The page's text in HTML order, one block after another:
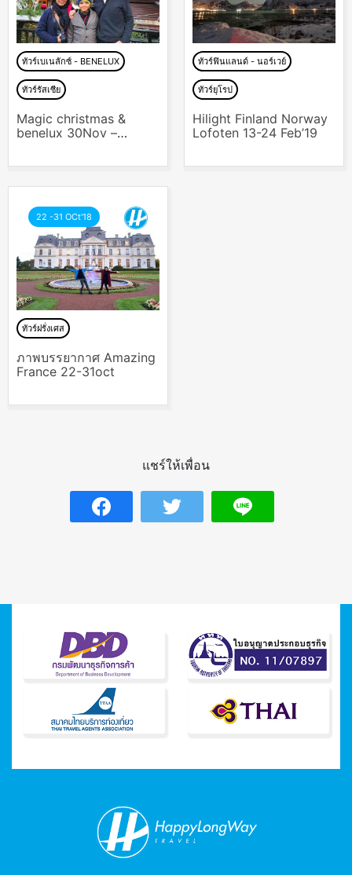
ทัวร์เบเนลักซ์ - BENELUX
ทัวร์รัสเซีย
Magic christmas &
benelux 30Nov –
ทัวร์ฟินแลนด์ - นอร์เวย์
ทัวร์ยุโรป
Hilight Finland Norway
Lofoten 13-24 Feb’19
22 -31 OCt'18
ทัวร์ฝรั่งเศส
ภาพบรรยากาศ Amazing
France 22-31oct
แชร์ให้เพื่อน